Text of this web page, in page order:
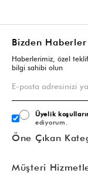
Bizden Haberler
Haberlerimiz, özel
bilgi sahibi olun
Üyelik
ediyorum.
Öne Çıkan
Müşteri